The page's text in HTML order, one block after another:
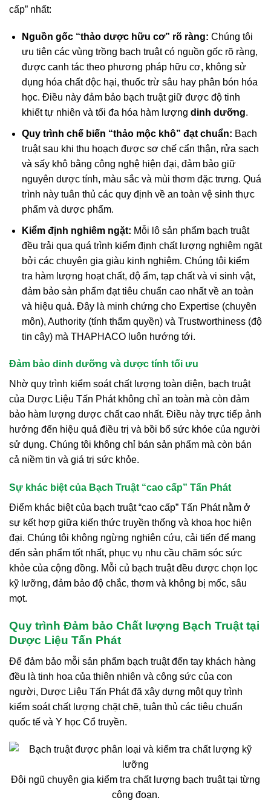
cấp” nhất:
Nguồn gốc “thảo dược hữu cơ” rõ ràng: Chúng tôi
ưu tiên các vùng trồng bạch truật có nguồn gốc rõ ràng,
được canh tác theo phương pháp hữu cơ, không sử
dụng hóa chất độc hại, thuốc trừ sâu hay phân bón hóa
học. Điều này đảm bảo bạch truật giữ được độ tinh
khiết tự nhiên và tối đa hóa hàm lượng dinh dưỡng.
Quy trình chế biến “thảo mộc khô” đạt chuẩn: Bạch
truật sau khi thu hoạch được sơ chế cẩn thận, rửa sạch
và sấy khô bằng công nghệ hiện đại, đảm bảo giữ
nguyên dược tính, màu sắc và mùi thơm đặc trưng. Quá
trình này tuân thủ các quy định về an toàn vệ sinh thực
phẩm và dược phẩm.
Kiểm định nghiêm ngặt: Mỗi lô sản phẩm bạch truật
đều trải qua quá trình kiểm định chất lượng nghiêm ngặt
bởi các chuyên gia giàu kinh nghiệm. Chúng tôi kiểm
tra hàm lượng hoạt chất, độ ẩm, tạp chất và vi sinh vật,
đảm bảo sản phẩm đạt tiêu chuẩn cao nhất về an toàn
và hiệu quả. Đây là minh chứng cho Expertise (chuyên
môn), Authority (tính thẩm quyền) và Trustworthiness (độ
tin cậy) mà THAPHACO luôn hướng tới.
Đảm bảo dinh dưỡng và dược tính tối ưu
Nhờ quy trình kiểm soát chất lượng toàn diện, bạch truật
của Dược Liệu Tấn Phát không chỉ an toàn mà còn đảm
bảo hàm lượng dược chất cao nhất. Điều này trực tiếp ảnh
hưởng đến hiệu quả điều trị và bồi bổ sức khỏe của người
sử dụng. Chúng tôi không chỉ bán sản phẩm mà còn bán
cả niềm tin và giá trị sức khỏe.
Sự khác biệt của Bạch Truật “cao cấp” Tấn Phát
Điểm khác biệt của bạch truật “cao cấp” Tấn Phát nằm ở
sự kết hợp giữa kiến thức truyền thống và khoa học hiện
đại. Chúng tôi không ngừng nghiên cứu, cải tiến để mang
đến sản phẩm tốt nhất, phục vụ nhu cầu chăm sóc sức
khỏe của cộng đồng. Mỗi củ bạch truật đều được chọn lọc
kỹ lưỡng, đảm bảo độ chắc, thơm và không bị mốc, sâu
mọt.
Quy trình Đảm bảo Chất lượng Bạch Truật tại
Dược Liệu Tấn Phát
Để đảm bảo mỗi sản phẩm bạch truật đến tay khách hàng
đều là tinh hoa của thiên nhiên và công sức của con
người, Dược Liệu Tấn Phát đã xây dựng một quy trình
kiểm soát chất lượng chặt chẽ, tuân thủ các tiêu chuẩn
quốc tế và Y học Cổ truyền.
Đội ngũ chuyên gia kiểm tra chất lượng bạch truật tại từng
công đoạn.